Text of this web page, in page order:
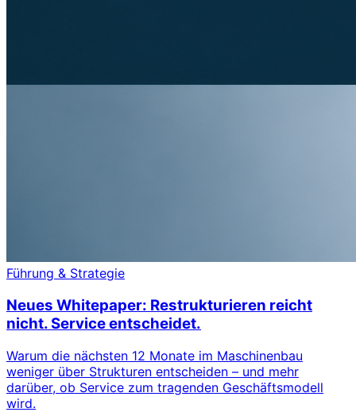
Führung & Strategie
Neues Whitepaper: Restrukturieren reicht
nicht. Service entscheidet.
Warum die nächsten 12 Monate im Maschinenbau
weniger über Strukturen entscheiden – und mehr
darüber, ob Service zum tragenden Geschäftsmodell
wird.